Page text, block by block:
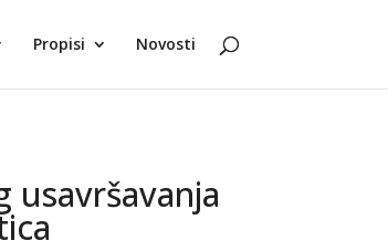
Propisi Novosti
usavršavanja